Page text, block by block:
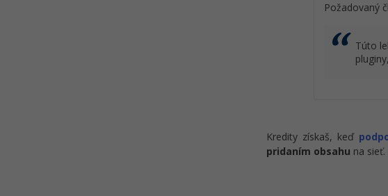
Požadovaný
Túto
Kredity získaš, keď
pridaním obsahu na sieť.